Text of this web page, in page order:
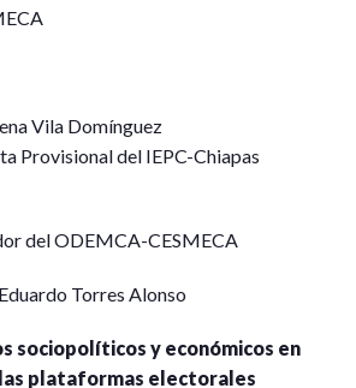
Vila Domínguez
Provisional del IEPC-Chiapas
del ODEMCA-CESMECA
Torres Alonso
sociopolíticos y económicos en
plataformas electorales